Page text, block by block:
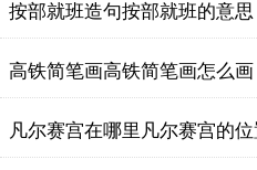
按部就班造句按部就班的意思
高铁简笔画高铁简笔画怎么画
凡尔赛宫在哪里凡尔赛宫的位